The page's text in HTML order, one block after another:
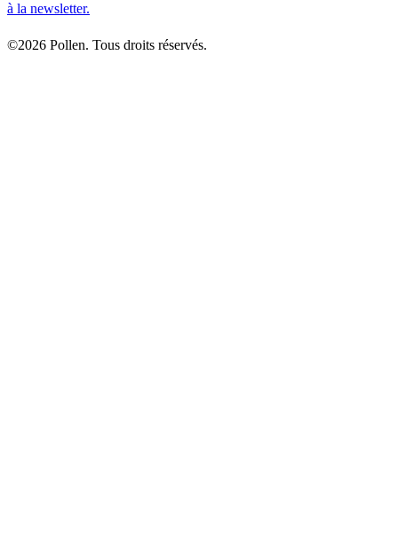
à la newsletter.
©2026 Pollen. Tous droits réservés.